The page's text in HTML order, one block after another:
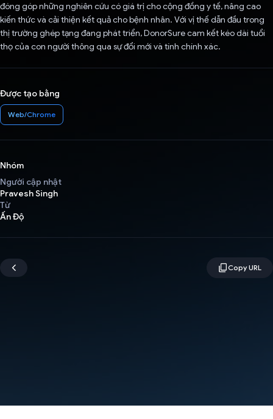
đóng góp những nghiên cứu có giá trị cho cộng đồng y tế, nâng cao
kiến thức và cải thiện kết quả cho bệnh nhân. Với vị thế dẫn đầu trong
thị trường ghép tạng đang phát triển, DonorSure cam kết kéo dài tuổi
thọ của con người thông qua sự đổi mới và tính chính xác.
Được tạo bằng
Web/Chrome
Nhóm
Người cập nhật
Pravesh Singh
Từ
Ấn Độ